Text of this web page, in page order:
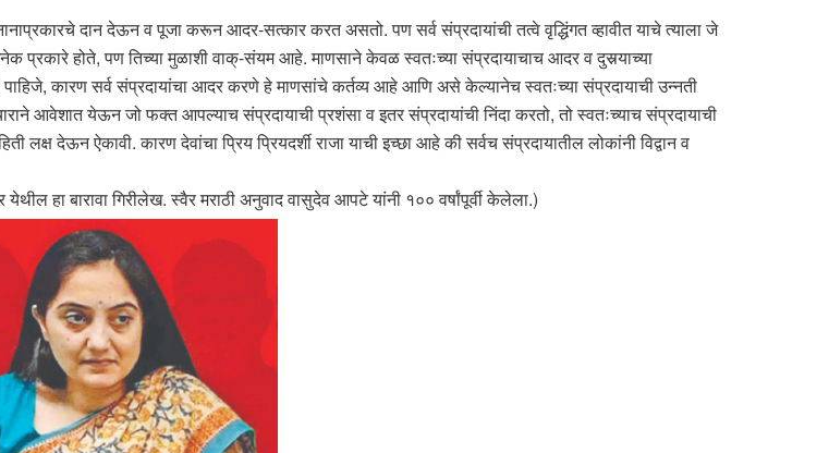
दान देऊन व पूजा करून आदर-सत्कार करत असतो. पण सर्व संप्रदायांची तत्वे वृद्धिंगत व्हावीत याचे त्याला जे
प्रकारे होते, पण तिच्या मुळाशी वाक्-संयम आहे. माणसाने केवळ स्वतःच्या संप्रदायाचाच आदर व दुसर्‍याच्या
कारण सर्व संप्रदायांचा आदर करणे हे माणसांचे कर्तव्य आहे आणि असे केल्यानेच स्वतःच्या संप्रदायाची उन्नती
आवेशात येऊन जो फक्त आपल्याच संप्रदायाची प्रशंसा व इतर संप्रदायांची निंदा करतो, तो स्वतःच्याच संप्रदायाची
लक्ष देऊन ऐकावी. कारण देवांचा प्रिय प्रियदर्शी राजा याची इच्छा आहे की सर्वच संप्रदायातील लोकांनी विद्वान व
हा बारावा गिरीलेख. स्वैर मराठी अनुवाद वासुदेव आपटे यांनी १०० वर्षांपूर्वी केलेला.)